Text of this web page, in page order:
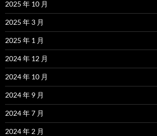
2025 年 10 月
2025 年 3 月
2025 年 1 月
2024 年 12 月
2024 年 10 月
2024 年 9 月
2024 年 7 月
2024 年 2 月